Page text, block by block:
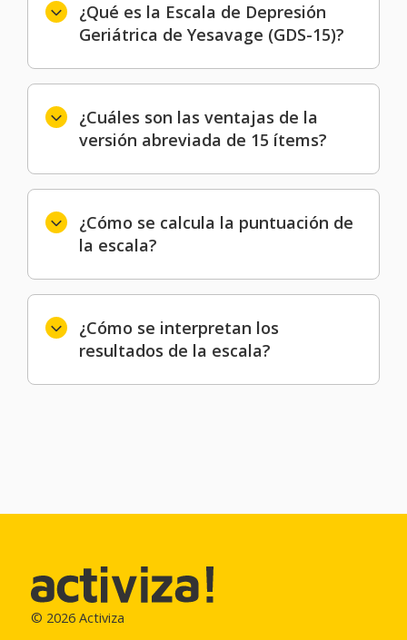
¿Qué es la Escala de Depresión
Geriátrica de Yesavage (GDS-15)?
¿Cuáles son las ventajas de la
versión abreviada de 15 ítems?
¿Cómo se calcula la puntuación de
la escala?
¿Cómo se interpretan los
resultados de la escala?
© 2026 Activiza